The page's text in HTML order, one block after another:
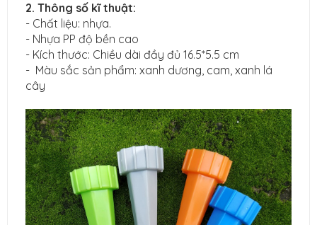
2. Thông số kĩ thuật:
- Chất liệu: nhựa.
- Nhựa PP độ bền cao
- Kích thước: Chiều dài đầy đủ 16.5*5.5 cm
- Màu sắc sản phẩm: xanh dương, cam, xanh lá
cây